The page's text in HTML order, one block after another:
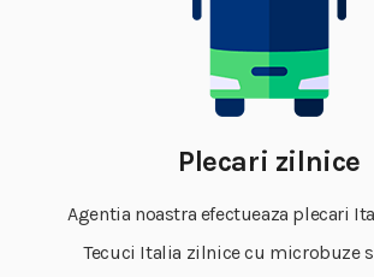
Plecari zilnice
Agentia noastra efectueaza plecari
Tecuci Italia zilnice cu microbuze